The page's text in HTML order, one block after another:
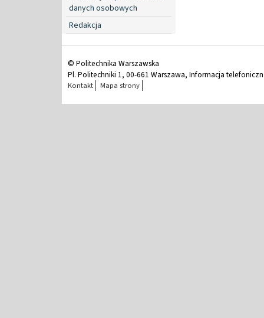
danych osobowych
Redakcja
© Politechnika Warszawska
Pl. Politechniki 1, 00-661 Warszawa, Informacja
Kontakt Mapa strony